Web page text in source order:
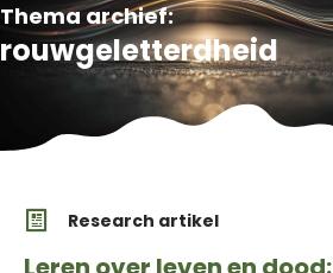
Thema archief:
rouwgeletterdheid
Research artikel